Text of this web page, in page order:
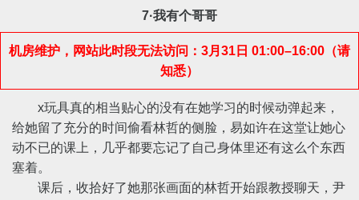
7·我有个哥哥
机房维护，网站此时段无法访问：3月31日 01:00–16:00（请
知悉）
x玩具真的相当贴心的没有在她学习的时候动弹起来，
给她留了充分的时间偷看林哲的侧脸，易如许在这堂让她心
动不已的课上，几乎都要忘记了自己身体里还有这么个东西
塞着。
课后，收拾好了她那张画面的林哲开始跟教授聊天，尹